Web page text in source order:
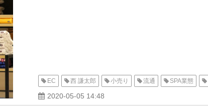
EC 西 謙太郎 小売り 流通 SPA業態
2020-05-05 14:48